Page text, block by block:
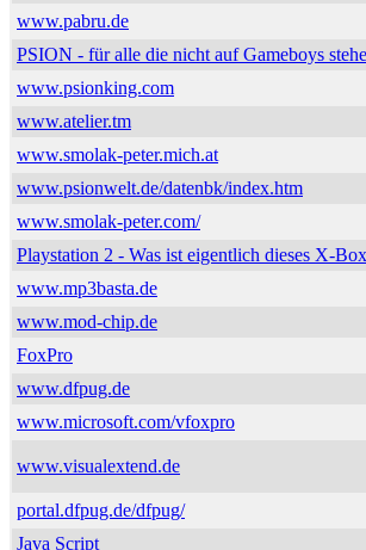
www.pabru.de
PSION - für alle die nicht auf Gameboys
www.psionking.com
www.atelier.tm
www.smolak-peter.mich.at
www.psionwelt.de/datenbk/index.htm
www.smolak-peter.com/
Playstation 2 - Was ist eigentlich dieses X-
www.mp3basta.de
www.mod-chip.de
FoxPro
www.dfpug.de
www.microsoft.com/vfoxpro
www.visualextend.de
portal.dfpug.de/dfpug/
Java Script